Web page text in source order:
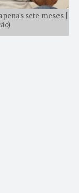
sete meses |